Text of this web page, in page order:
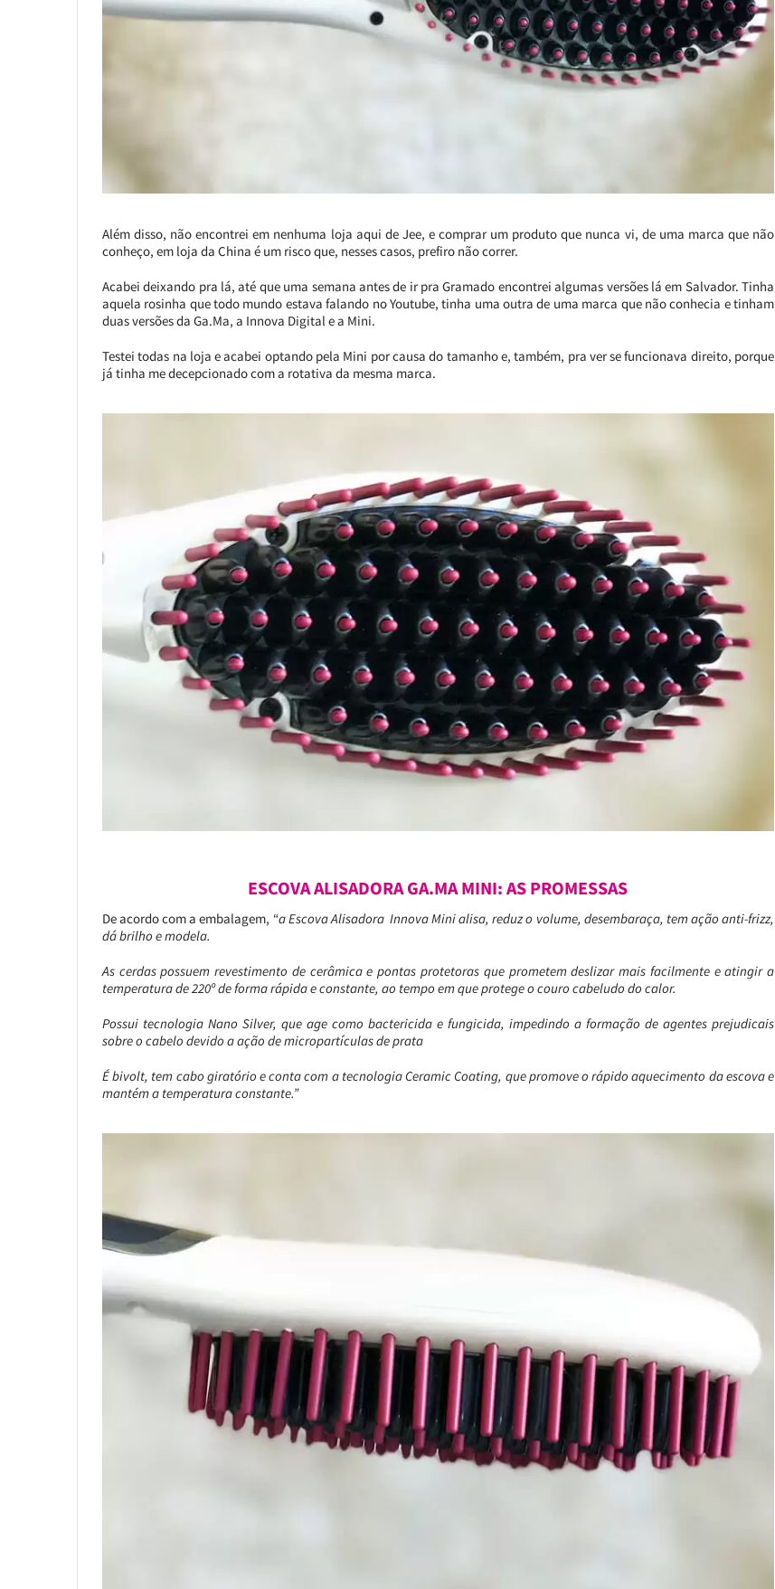
Além disso, não encontrei em nenhuma loja aqui de Jee, e comprar um produto que nunca vi, de uma marca que não
conheço, em loja da China é um risco que, nesses casos, prefiro não correr.
Acabei deixando pra lá, até que uma semana antes de ir pra Gramado encontrei algumas versões lá em Salvador. Tinha
aquela rosinha que todo mundo estava falando no Youtube, tinha uma outra de uma marca que não conhecia e tinham
duas versões da Ga.Ma, a Innova Digital e a Mini.
Testei todas na loja e acabei optando pela Mini por causa do tamanho e, também, pra ver se funcionava direito, porque
já tinha me decepcionado com a rotativa da mesma marca.
ESCOVA ALISADORA GA.MA MINI: AS PROMESSAS
De acordo com a embalagem, “a Escova Alisadora Innova Mini alisa, reduz o volume, desembaraça, tem ação anti-frizz,
dá brilho e modela.
As cerdas possuem revestimento de cerâmica e pontas protetoras que prometem deslizar mais facilmente e atingir a
temperatura de 220º de forma rápida e constante, ao tempo em que protege o couro cabeludo do calor.
Possui tecnologia Nano Silver, que age como bactericida e fungicida, impedindo a formação de agentes prejudicais
sobre o cabelo devido a ação de micropartículas de prata
É bivolt, tem cabo giratório e conta com a tecnologia Ceramic Coating, que promove o rápido aquecimento da escova e
mantém a temperatura constante.”